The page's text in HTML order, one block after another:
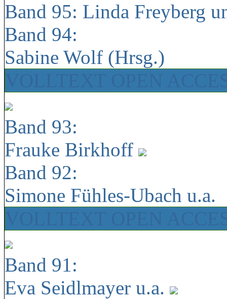
Band 95: Linda Freyberg
Band 94:
Sabine Wolf (Hrsg.)
Band 93:
Frauke Birkhoff
Band 92:
Simone Fühles-Ubach u.a.
Band 91:
Eva Seidlmayer u.a.